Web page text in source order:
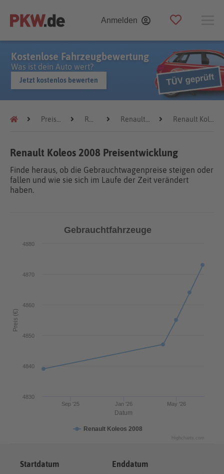
Anmelden
Kostenlose Fahrzeugbewertung
Was ist dein Auto wert?
Jetzt kostenlos bewerten
Preistrends Renault Renault Koleos Renault Koleos 2008
Renault Koleos 2008 Preisentwicklung
Finde heraus, ob die Gebrauchtwagenpreise steigen oder
fallen und wie sie sich im Laufe der Zeit verändert
haben.
Datum
Preis (€)
Gebrauchtfahrzeuge
Renault Koleos 2008
Jan '26
Sep '25 May '26
4830
4840
4850
4860
4870
4880
Highcharts.com
Startdatum Enddatum